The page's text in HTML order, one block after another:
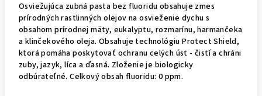
Osviežujúca zubná pasta bez fluoridu obsahuje zmes
prírodných rastlinných olejov na osvieženie dychu s
obsahom prírodnej mäty, eukalyptu, rozmarínu, harmančeka
a klinčekového oleja. Obsahuje technológiu Protect Shield,
ktorá pomáha poskytovať ochranu celých úst - čistí a chráni
zuby, jazyk, líca a ďasná. Zloženie je biologicky
odbúrateľné. Celkový obsah fluoridu: 0 ppm.